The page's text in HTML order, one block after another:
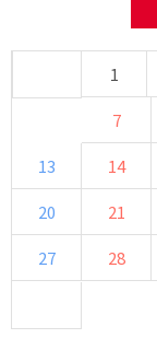
1
7
13
14
20
21
27
28